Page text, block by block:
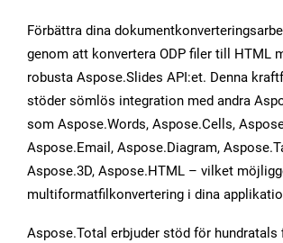
Förbättra dina
genom att konvertera ODP filer till HTML
robusta Aspose.Slides API:et. Denna
stöder sömlös integration med andra
som Aspose.Words, Aspose.Cells,
Aspose.Email, Aspose.Diagram,
Aspose.3D, Aspose.HTML – vilket
multiformatfilkonvertering i dina
Aspose.Total erbjuder stöd för hundratals